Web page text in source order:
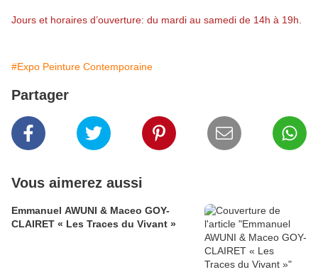
Jours et horaires d’ouverture: du mardi au samedi de 14h à 19h.
#Expo Peinture Contemporaine
Partager
Vous aimerez aussi
Emmanuel AWUNI & Maceo GOY-
CLAIRET « Les Traces du Vivant »